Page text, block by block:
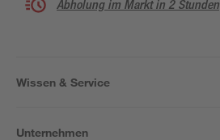
Abholung im Markt in 2 Stunden
Wissen & Service
Unternehmen